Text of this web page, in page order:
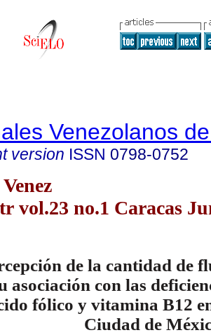
Venezolanos
version ISSN 0798-0752
vol.23 no.1 Caracas
de la cantidad de
asociación con las
fólico y vitamina B12
Ciudad de